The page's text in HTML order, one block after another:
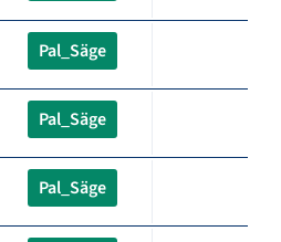
Pal_Säge
Pal_Säge
Pal_Säge